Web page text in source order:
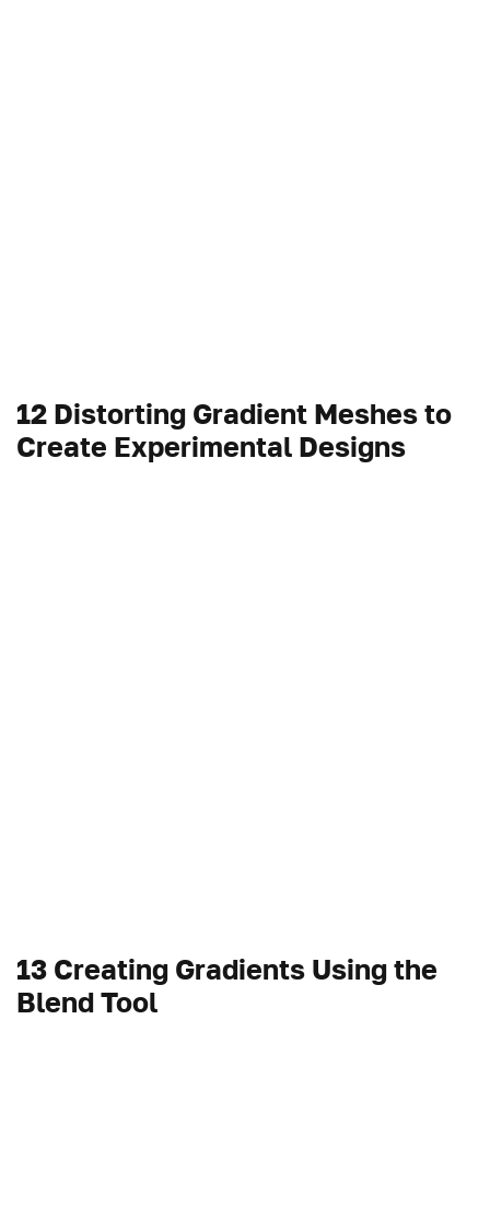
12 Distorting Gradient Meshes to
Create Experimental Designs
13 Creating Gradients Using the
Blend Tool